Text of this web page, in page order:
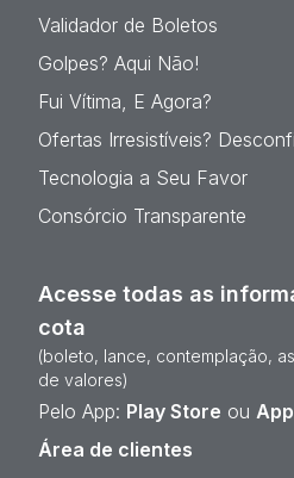
Validador de Boletos
Golpes? Aqui Não!
Fui Vítima, E Agora?
Ofertas Irresistíveis?
Tecnologia a Seu Favor
Consórcio Transparente
Acesse todas as
cota
(boleto, lance, contemplação,
de valores)
Pelo App: Play Store ou
Área de clientes